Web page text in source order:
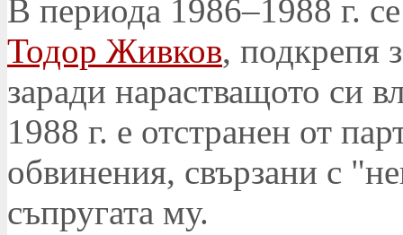
В периода 1986–1988 г.
Тодор Живков, подкрепя
заради нарастващото си
1988 г. е отстранен от
обвинения, свързани с
съпругата му.